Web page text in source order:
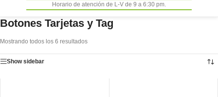
Horario de atención de L-V de 9 a 6:30 pm.
Botones Tarjetas y Tag
Mostrando todos los 6 resultados
Show sidebar